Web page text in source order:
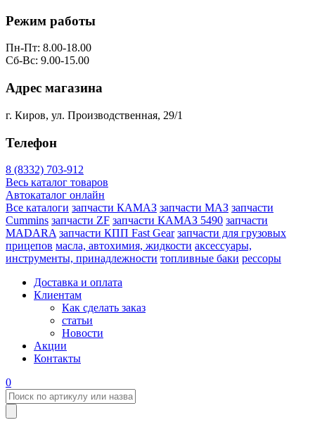
Режим работы
Пн-Пт: 8.00-18.00
Сб-Вс: 9.00-15.00
Адрес магазина
г. Киров, ул. Производственная, 29/1
Телефон
8 (8332) 703-912
Весь каталог товаров
Автокаталог онлайн
Все каталоги запчасти КАМАЗ запчасти МАЗ запчасти
Cummins запчасти ZF запчасти КАМАЗ 5490 запчасти
MADARA запчасти КПП Fast Gear запчасти для грузовых
прицепов масла, автохимия, жидкости аксессуары,
инструменты, принадлежности топливные баки рессоры
Доставка и оплата
Клиентам
Как сделать заказ
статьи
Новости
Акции
Контакты
0